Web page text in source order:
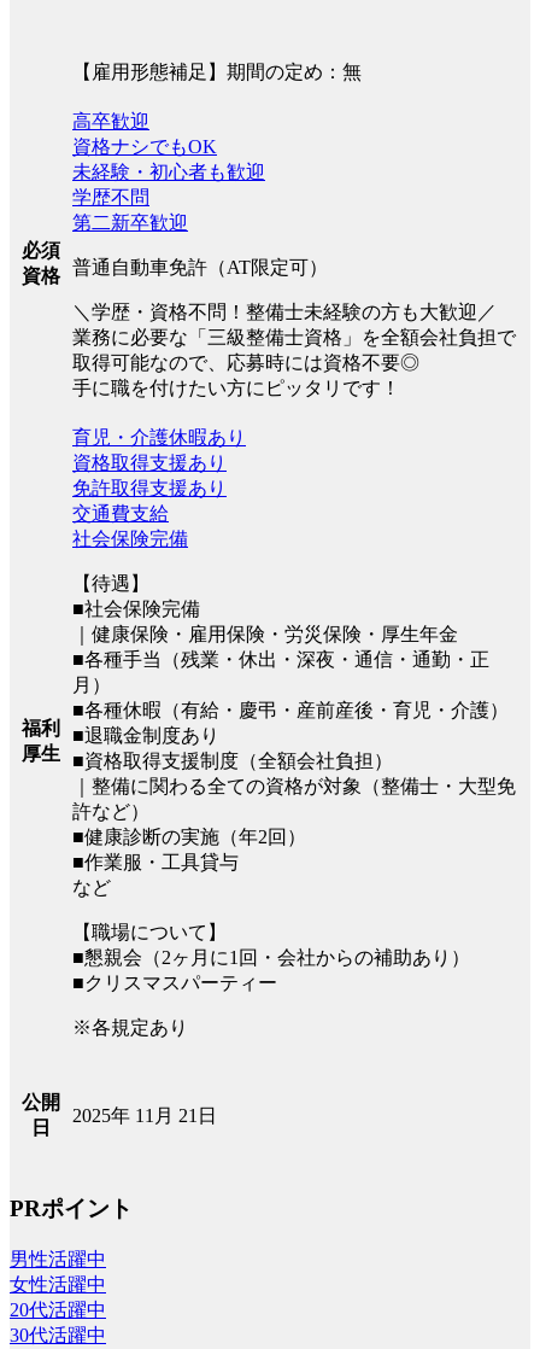
【雇用形態補足】期間の定め：無
必須
資格
高卒歓迎
資格ナシでもOK
未経験・初心者も歓迎
学歴不問
第二新卒歓迎
普通自動車免許（AT限定可）
＼学歴・資格不問！整備士未経験の方も大歓迎／
業務に必要な「三級整備士資格」を全額会社負担で
取得可能なので、応募時には資格不要◎
手に職を付けたい方にピッタリです！
福利
厚生
育児・介護休暇あり
資格取得支援あり
免許取得支援あり
交通費支給
社会保険完備
【待遇】
■社会保険完備
｜健康保険・雇用保険・労災保険・厚生年金
■各種手当（残業・休出・深夜・通信・通勤・正
月）
■各種休暇（有給・慶弔・産前産後・育児・介護）
■退職金制度あり
■資格取得支援制度（全額会社負担）
｜整備に関わる全ての資格が対象（整備士・大型免
許など）
■健康診断の実施（年2回）
■作業服・工具貸与
など
【職場について】
■懇親会（2ヶ月に1回・会社からの補助あり）
■クリスマスパーティー
※各規定あり
公開
日
2025年 11月 21日
PRポイント
男性活躍中
女性活躍中
20代活躍中
30代活躍中